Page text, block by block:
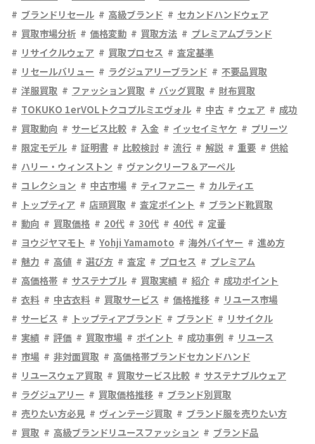
ブランドリセール
高級ブランド
セカンドハンドウェア
買取市場分析
価格変動 買取方法
プレミアムブランド
リサイクルウェア
買取プロセス
査定基準
リセールバリュー
ラグジュアリーブランド
不要品買取
洋服買取
ファッション買取 バッグ買取
財布買取
TOKUKO 1erVOLトクコプルミエヴォル
中古 ウェア
成功
買取動向
サービス比較 入金 イッセイミヤケ
プリーツ
限定モデル
証明書 比較検討 流行 解説 重要
供給
ハリー・ウィンストン
ヴァンクリーフ＆アーペル
コレクション
中古市場 ティファニー
カルティエ
トップティア
店頭買取 査定ポイント
ブランド靴買取
動向
買取価格 20代 30代 40代
定番
ヨウジヤマモト
Yohji Yamamoto 海外バイヤー
進め方
魅力
高値 選び方 査定 プロセス
プレミアム
高価格帯
サステナブル 買取実績 紹介
成功ポイント
衣料
中古衣料 買取サービス 価格推移
リユース市場
サービス
トップティアブランド ブランド
リサイクル
実績
評価 買取市場 ポイント 成功事例
リユース
市場
非対面買取
高価格帯ブランドセカンドハンド
リユースウェア買取
買取サービス比較
サステナブルウェア
ラグジュアリー
買取価格推移
ブランド別買取
売りたい方必見
ヴィンテージ買取
ブランド服を売りたい方
買取
高級ブランドリユースファッション
ブランド品